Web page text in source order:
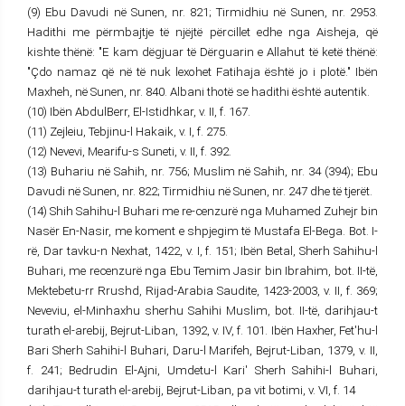
(9) Ebu Davudi në Sunen, nr. 821; Tirmidhiu në Sunen, nr. 2953.
Hadithi me përmbajtje të njëjtë përcillet edhe nga Aisheja, që
kishte thënë: "E kam dëgjuar të Dërguarin e Allahut të ketë thënë:
"Çdo namaz që në të nuk lexohet Fatihaja është jo i plotë." Ibën
Maxheh, në Sunen, nr. 840. Albani thotë se hadithi është autentik.
(10) Ibën AbdulBerr, El-Istidhkar, v. II, f. 167.
(11) Zejleiu, Tebjinu-l Hakaik, v. I, f. 275.
(12) Nevevi, Mearifu-s Suneti, v. II, f. 392.
(13) Buhariu në Sahih, nr. 756; Muslim në Sahih, nr. 34 (394); Ebu
Davudi në Sunen, nr. 822; Tirmidhiu në Sunen, nr. 247 dhe të tjerët.
(14) Shih Sahihu-l Buhari me re-cenzurë nga Muhamed Zuhejr bin
Nasër En-Nasir, me koment e shpjegim të Mustafa El-Bega. Bot. I-
rë, Dar tavku-n Nexhat, 1422, v. I, f. 151; Ibën Betal, Sherh Sahihu-l
Buhari, me recenzurë nga Ebu Temim Jasir bin Ibrahim, bot. II-të,
Mektebetu-rr Rrushd, Rijad-Arabia Saudite, 1423-2003, v. II, f. 369;
Neveviu, el-Minhaxhu sherhu Sahihi Muslim, bot. II-të, darihjau-t
turath el-arebij, Bejrut-Liban, 1392, v. IV, f. 101. Ibën Haxher, Fet'hu-l
Bari Sherh Sahihi-l Buhari, Daru-l Marifeh, Bejrut-Liban, 1379, v. II,
f. 241; Bedrudin El-Ajni, Umdetu-l Kari' Sherh Sahihi-l Buhari,
darihjau-t turath el-arebij, Bejrut-Liban, pa vit botimi, v. VI, f. 14